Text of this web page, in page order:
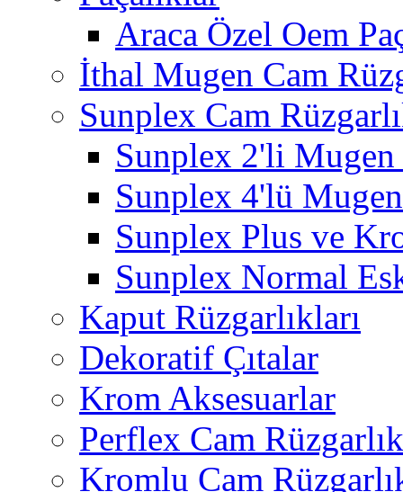
Araca Özel Oem
İthal Mugen Cam
Sunplex Cam
Sunplex 2'li Mugen
Sunplex 4'lü
Sunplex Plus ve
Sunplex Normal
Kaput Rüzgarlıkları
Dekoratif Çıtalar
Krom Aksesuarlar
Perflex Cam
Kromlu Cam